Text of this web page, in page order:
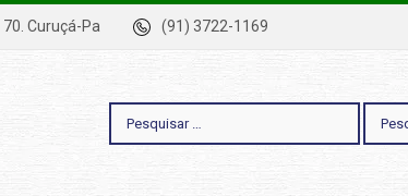
70. Curuçá-Pa (91) 3722-1169
Pesquisar